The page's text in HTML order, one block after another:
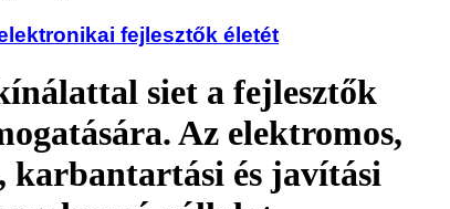
fejlesztők életét
siet a fejlesztők
Az elektromos,
karbantartási és javítási